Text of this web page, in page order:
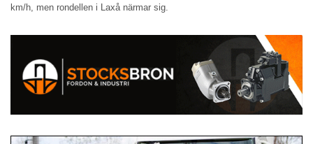
km/h, men rondellen i Laxå närmar sig.